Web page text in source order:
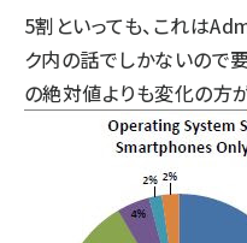
5割といっても、これは
ク内の話でしかないので
の絶対値よりも変化の方